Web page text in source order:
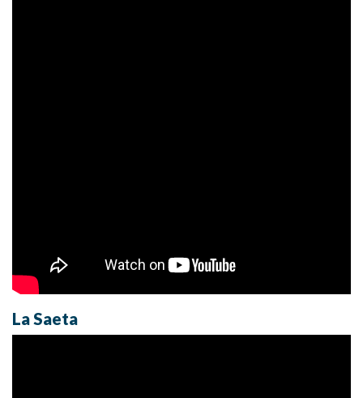
La Saeta